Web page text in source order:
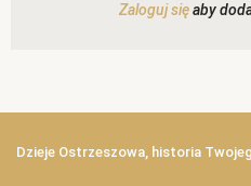
Zaloguj sięaby
Dzieje Ostrzeszowa, historia